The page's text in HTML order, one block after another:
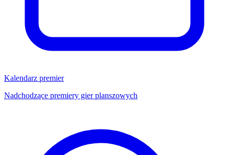
Kalendarz premier
Nadchodzące premiery gier planszowych